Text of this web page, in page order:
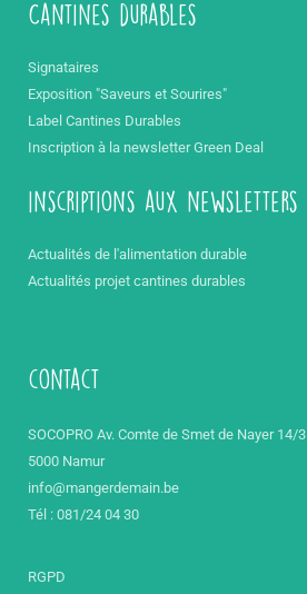
Cantines durables
Signataires
Exposition "Saveurs et Sourires"
Label Cantines Durables
Inscription à la newsletter Green Deal
inscriptions aux newsletters
Actualités de l'alimentation durable
Actualités projet cantines durables
contact
SOCOPRO Av. Comte de Smet de Nayer 14/3
5000 Namur
info@mangerdemain.be
Tél : 081/24 04 30
RGPD